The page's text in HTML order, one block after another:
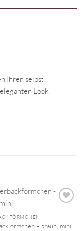
Ihren selbst
Look.
– braun, mini